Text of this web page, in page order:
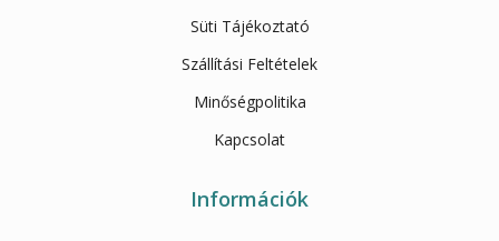
Süti Tájékoztató
Szállítási Feltételek
Minőségpolitika
Kapcsolat
Információk